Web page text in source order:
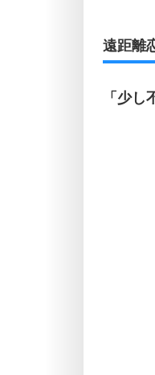
遠距離
「少